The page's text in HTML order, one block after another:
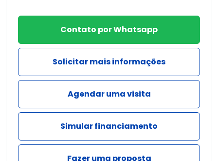
Contato por Whatsapp
Solicitar mais informações
Agendar uma visita
Simular financiamento
Fazer uma proposta